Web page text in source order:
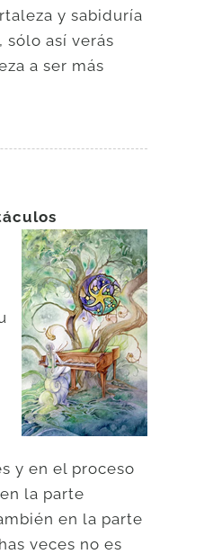
y sabiduría
sólo así verás
a ser más
y en el proceso
la parte
en la parte
veces no es